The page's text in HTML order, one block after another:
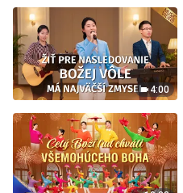
4:00